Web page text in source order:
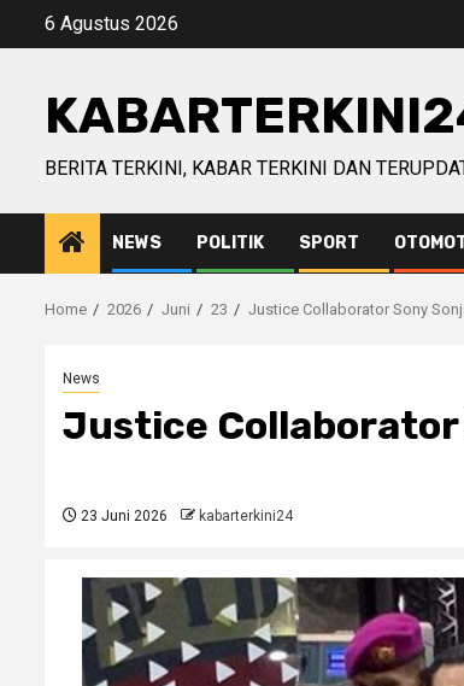
6 Agustus 2026
BERITA TERKINI, KABAR TERKINI DAN
NEWS POLITIK SPORT
Home 2026 Juni 23 Justice Collaborator Sony
News
Justice Collaborator
23 Juni 2026 kabarterkini24